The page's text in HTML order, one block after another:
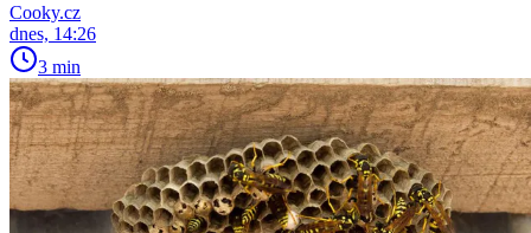
Cooky.cz
dnes, 14:26
3 min